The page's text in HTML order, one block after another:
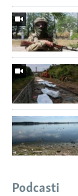
Podcasti